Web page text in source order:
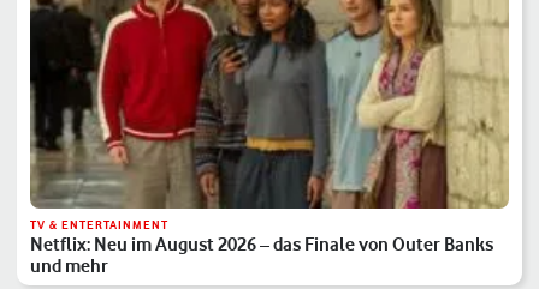
TV & ENTERTAINMENT
Netflix: Neu im August 2026 – das Finale von Outer Banks
und mehr